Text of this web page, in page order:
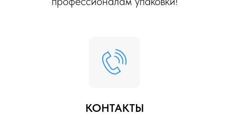
КОНТАКТЫ